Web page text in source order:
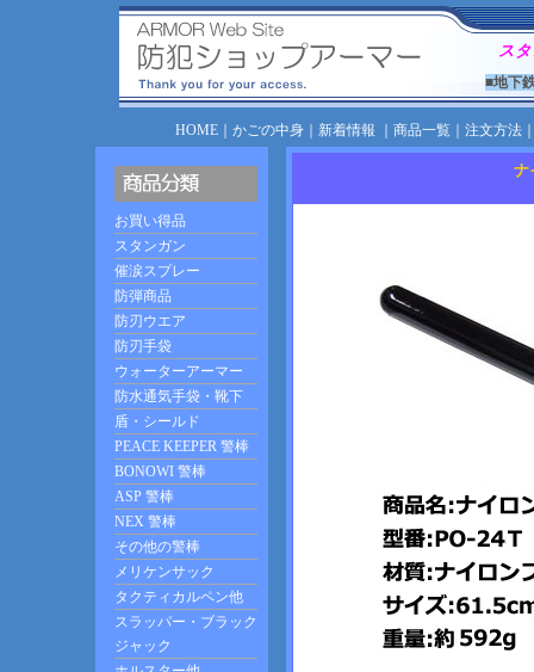
ス
■地下
HOME｜ かごの中身｜ 新着情報 商品一覧｜ 注文方法
ナ